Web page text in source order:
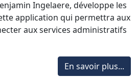
Ingelaere, développe les
application qui permettra aux
aux services administratifs
En savoir plus...